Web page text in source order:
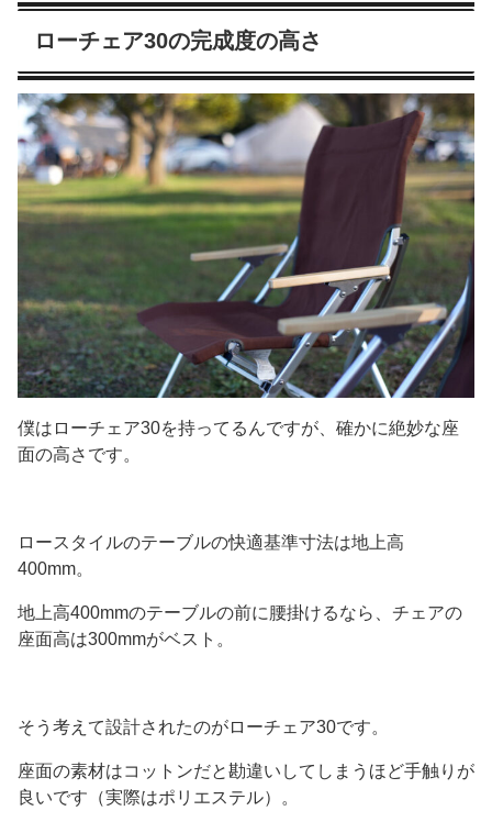
ローチェア30の完成度の高さ
僕はローチェア30を持ってるんですが、確かに絶妙な座
面の高さです。
ロースタイルのテーブルの快適基準寸法は地上高
400mm。
地上高400mmのテーブルの前に腰掛けるなら、チェアの
座面高は300mmがベスト。
そう考えて設計されたのがローチェア30です。
座面の素材はコットンだと勘違いしてしまうほど手触りが
良いです（実際はポリエステル）。